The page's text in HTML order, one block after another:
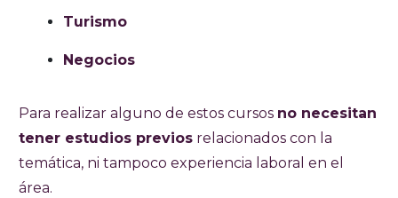
Turismo
Negocios
Para realizar alguno de estos cursos no necesitan
tener estudios previos relacionados con la
temática, ni tampoco experiencia laboral en el
área.